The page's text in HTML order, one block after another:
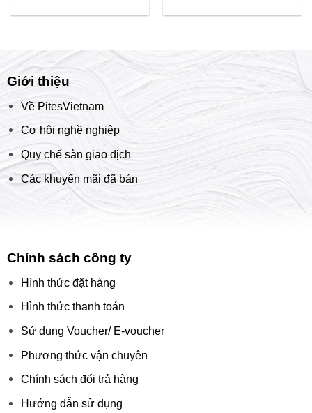
Giới thiệu
Về PitesVietnam
Cơ hội nghề nghiệp
Quy chế sàn giao dịch
Các khuyến mãi đã bán
Chính sách công ty
Hình thức đặt hàng
Hình thức thanh toán
Sử dụng Voucher/ E-voucher
Phương thức vận chuyên
Chính sách đổi trả hàng
Hướng dẫn sử dụng